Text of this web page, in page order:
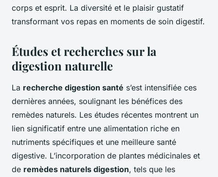
corps et esprit. La diversité et le plaisir gustatif
transformant vos repas en moments de soin digestif.
Études et recherches sur la
digestion naturelle
La recherche digestion santé s’est intensifiée ces
dernières années, soulignant les bénéfices des
remèdes naturels. Les études récentes montrent un
lien significatif entre une alimentation riche en
nutriments spécifiques et une meilleure santé
digestive. L’incorporation de plantes médicinales et
de remèdes naturels digestion, tels que les